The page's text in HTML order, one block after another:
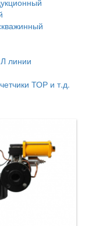
линии
ТОР и т.д.